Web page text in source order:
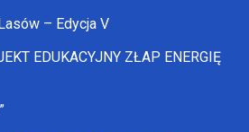
– Edycja V
EDUKACYJNY ZŁAP ENERGIĘ